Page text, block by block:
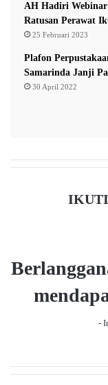
menjaga fasilitas
pemerintah.
Dukungan
menemukan
kepada
AH Hadiri
Ratusan Perawat
25 Februari 2023
Plafon
Samarinda Janji
30 April 2022
IKUTI
-